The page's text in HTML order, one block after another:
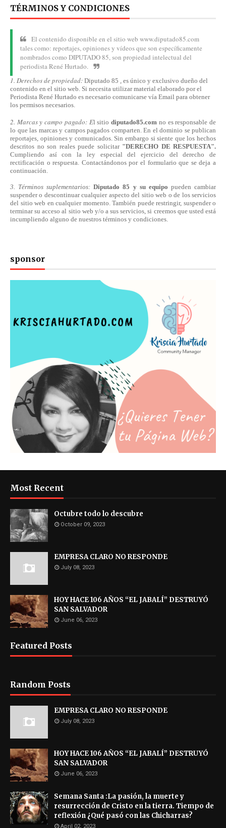
TÉRMINOS Y CONDICIONES
El contenido disponible en el sitio web www.diputado85.com
tales como: reportajes, opiniones y vídeos que son específicamente
nombrados como DIPUTADO 85, son propiedad intelectual del
periodista René Hurtado.
1. Derechos de propiedad: Diputado 85 , es único y exclusivo dueño del
contenido en el sitio web. Si necesita utilizar material elaborado por el
Periodista René Hurtado es necesario comunicarse vía Email para obtener
los permisos necesarios.
2. Marcas y campo pagado: El sitiodiputado85.com no es responsable de
lo que las marcas y campos pagados comparten. En el dominio se publican
reportajes, opiniones y comunicados. Sin embargo si siente que los hechos
descritos no son reales puede solicitar "DERECHO DE RESPUESTA".
Cumpliendo asícon la ley especial del ejercicio del derecho de
rectificación o respuesta. Contactándonospor el formulario que se deja a
continuación.
3. Términos suplementarios:Diputado 85 y su equipo pueden cambiar
suspender o descontinuar cualquier aspecto del sitio web o de los servicios
del sitio web en cualquier momento. También puede restringir, suspender o
terminar su acceso al sitio web y/o a sus servicios, si creemos que usted está
incumpliendo alguno de nuestros términos y condiciones.
sponsor
Most Recent
Octubre todo lo descubre
October 09, 2023
EMPRESA CLARO NO RESPONDE
July 08, 2023
HOY HACE 106 AÑOS “EL JABALÍ” DESTRUYÓ
SAN SALVADOR
June 06, 2023
Featured Posts
Random Posts
EMPRESA CLARO NO RESPONDE
July 08, 2023
HOY HACE 106 AÑOS “EL JABALÍ” DESTRUYÓ
SAN SALVADOR
June 06, 2023
Semana Santa :La pasión, la muerte y
resurrección de Cristo en la tierra. Tiempo de
reflexión ¿Qué pasó con las Chicharras?
April 02, 2023